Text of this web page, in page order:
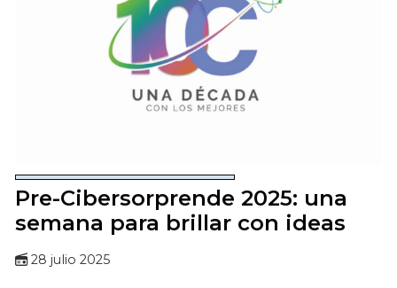
Pre-Cibersorprende 2025: una
semana para brillar con ideas
28 julio 2025